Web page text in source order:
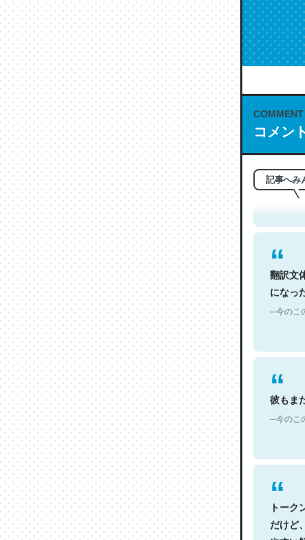
COMMENT
コメン
記事へみ
これは
もお勧
─今のこ
翻訳文
になっ
─今のこ
彼もま
─今のこ
トーク
だけど
やすい